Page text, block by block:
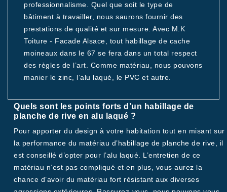
professionnalisme. Quel que soit le type de
bâtiment à travailler, nous saurons fournir des
prestations de qualité et sur mesure. Avec M.K
Toiture - Facade Alsace, tout habillage de cache
moineaux dans le 67 se fera dans un total respect
des règles de l’art. Comme matériau, nous pouvons
manier le zinc, l’alu laqué, le PVC et autre.
Quels sont les points forts d’un habillage de
planche de rive en alu laqué ?
Pour apporter du design à votre habitation tout en misant sur
la performance du matériau d’habillage de planche de rive, il
est conseillé d’opter pour l’alu laqué. L’entretien de ce
matériau n’est pas compliqué et en plus, vous aurez la
chance d’avoir du matériau fort résistant aux diverses